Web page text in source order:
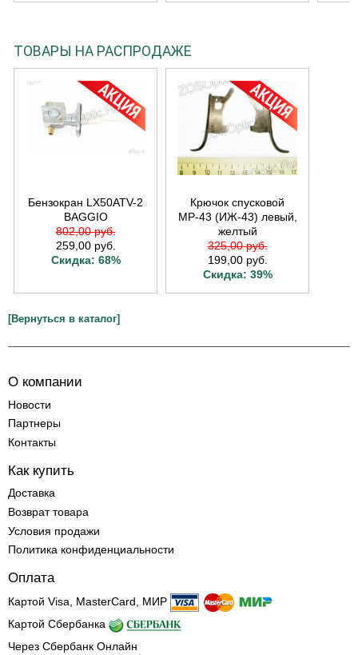
ТОВАРЫ НА РАСПРОДАЖЕ
Бензокран LX50ATV-2
BAGGIO
802,00 руб.
259,00 руб.
Скидка: 68%
Крючок спусковой
МР-43 (ИЖ-43) левый,
желтый
325,00 руб.
199,00 руб.
Скидка: 39%
[Вернуться в каталог]
О компании
Новости
Партнеры
Контакты
Как купить
Доставка
Возврат товара
Условия продажи
Политика конфиденциальности
Оплата
Картой Visa, MasterCard, МИР
Картой Сбербанка
Через Сбербанк Онлайн